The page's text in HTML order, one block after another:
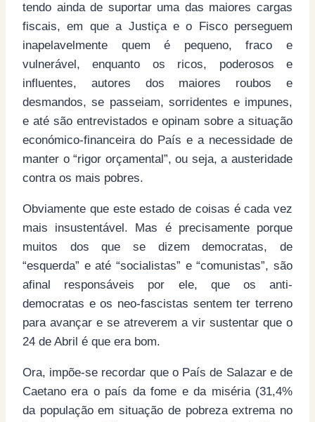
tendo ainda de suportar uma das maiores cargas
fiscais, em que a Justiça e o Fisco perseguem
inapelavelmente quem é pequeno, fraco e
vulnerável, enquanto os ricos, poderosos e
influentes, autores dos maiores roubos e
desmandos, se passeiam, sorridentes e impunes,
e até são entrevistados e opinam sobre a situação
económico-financeira do País e a necessidade de
manter o “rigor orçamental”, ou seja, a austeridade
contra os mais pobres.
Obviamente que este estado de coisas é cada vez
mais insustentável. Mas é precisamente porque
muitos dos que se dizem democratas, de
“esquerda” e até “socialistas” e “comunistas”, são
afinal responsáveis por ele, que os anti-
democratas e os neo-fascistas sentem ter terreno
para avançar e se atreverem a vir sustentar que o
24 de Abril é que era bom.
Ora, impõe-se recordar que o País de Salazar e de
Caetano era o país da fome e da miséria (31,4%
da população em situação de pobreza extrema no